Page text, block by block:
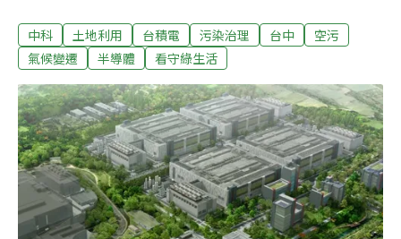
大勢力範圍，包括在文化城西低矮台地東麓的一座高爾夫
球場，設置一座運用當今最先進技術打造2奈米微建築的
把那麼多的微建築擠進越來越小的空間裡頭，就需要吸取
越來越多的能源與資源，包括許多種危險或有毒的化學
品。這些能源與資源從哪裡來，通過高科技聖邪門的黑洞
之後，又跑到哪裡去，不僅影響著一旁豪華聖邪門裡頭的
住民之生活品質與身體健康，也深深地影響著人類棲地安
全與未來福祉。但他們為了獲取更多那閃閃亮亮、叮叮噹
噹的東西，不願帶著人們去探究、去思考。他們用那閃閃
中科 土地利用 台積電 污染治理 台中
空污
氣候變遷
半導體 看守綠生活